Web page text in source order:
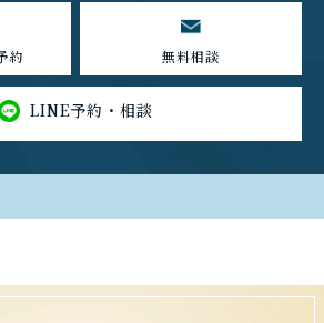
約 無料相談
LINE予約・相談